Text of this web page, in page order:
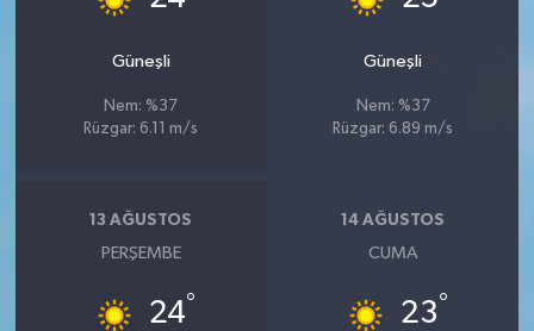
Güneşli
Nem: %37
Rüzgar: 6.11 m/s
Güneşli
Nem: %37
Rüzgar: 6.89 m/s
13 AĞUSTOS
PERŞEMBE
24°
14 AĞUSTOS
CUMA
23°